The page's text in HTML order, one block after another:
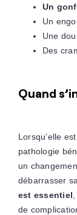
Un
Un
Une
Des
Quand
Lorsqu’elle
pathologie
un
débarrasser
est essentiel
de